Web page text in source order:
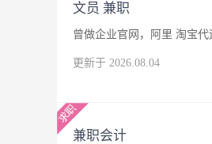
文员 兼职
曾做企业官网，阿里 淘宝代
更新于 2026.08.04
兼职会计